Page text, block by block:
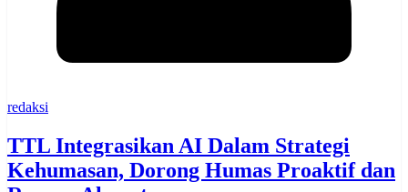
redaksi
TTL Integrasikan AI Dalam Strategi
Kehumasan, Dorong Humas Proaktif dan